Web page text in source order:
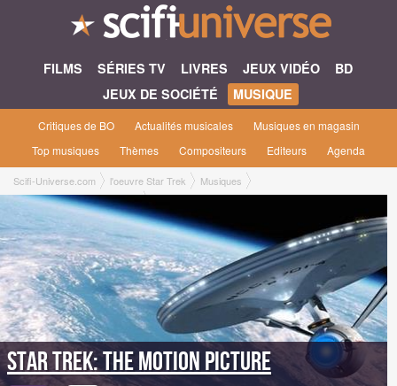
FILMS SÉRIES TV LIVRES JEUX VIDÉO
BD
JEUX DE SOCIÉTÉ
MUSIQUE
Critiques de BO Actualités musicales
Musiques en magasin
Top musiques
Thèmes Compositeurs Editeurs Agenda
Scifi-Universe.com l'oeuvre Star Trek
Musiques
Star Trek: The Motion Picture
Star Trek: The Motion Picture